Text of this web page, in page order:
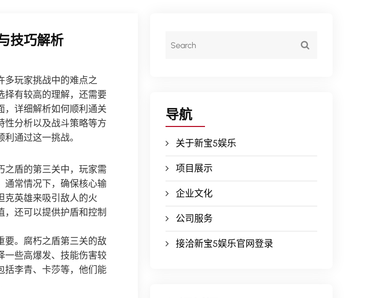
技巧解析
多玩家挑战中的难点之
择有较高的理解，还需要
，详细解析如何顺利通关
性分析以及战斗策略等方
通过这一挑战。
之盾的第三关中，玩家需
通常情况下，确保核心输
克英雄来吸引敌人的火
还可以提供护盾和控制
要。腐朽之盾第三关的敌
一些高爆发、技能伤害较
括李青、卡莎等，他们能
导航
关于新宝5娱乐
项目展示
企业文化
公司服务
接洽新宝5娱乐官网登录